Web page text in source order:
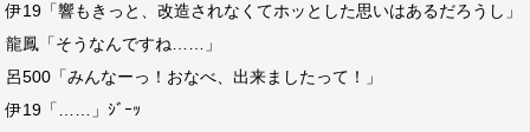
伊19「響もきっと、改造されなくてホッとした思いはあるだろうし」
龍鳳「そうなんですね……」
呂500「みんなーっ！おなべ、出来ましたって！」
伊19「……」ｼﾞｰｯ